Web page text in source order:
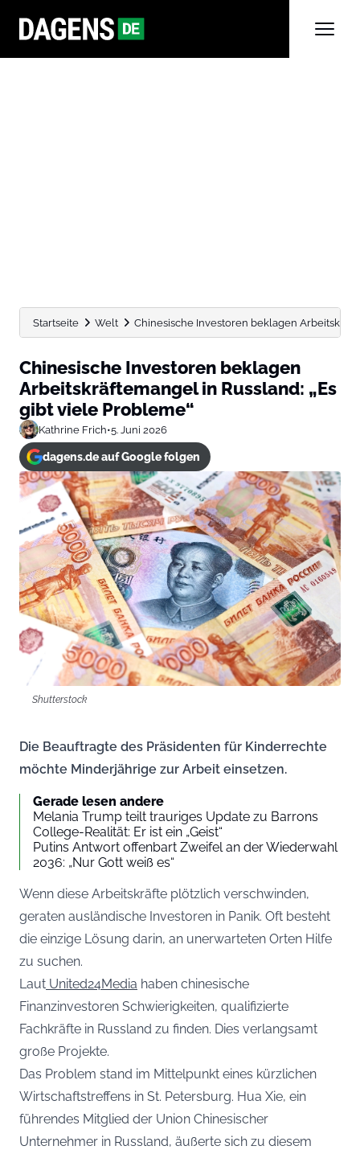
Startseite Welt Chinesische Investoren beklagen
Chinesische Investoren beklagen
Arbeitskräftemangel in Russland: „Es
gibt viele Probleme“
Kathrine Frich•5. Juni 2026
dagens.de auf Google folgen
Shutterstock
Die Beauftragte des Präsidenten für Kinderrechte
möchte Minderjährige zur Arbeit einsetzen.
Gerade lesen andere
Melania Trump teilt trauriges Update zu Barrons
College-Realität: Er ist ein „Geist“
Putins Antwort offenbart Zweifel an der Wiederwahl
2036: „Nur Gott weiß es“
Wenn diese Arbeitskräfte plötzlich verschwinden,
geraten ausländische Investoren in Panik. Oft besteht
die einzige Lösung darin, an unerwarteten Orten Hilfe
zu suchen.
Laut United24Media haben chinesische
Finanzinvestoren Schwierigkeiten, qualifizierte
Fachkräfte in Russland zu finden. Dies verlangsamt
große Projekte.
Das Problem stand im Mittelpunkt eines kürzlichen
Wirtschaftstreffens in St. Petersburg. Hua Xie, ein
führendes Mitglied der Union Chinesischer
Unternehmer in Russland, äußerte sich zu diesem